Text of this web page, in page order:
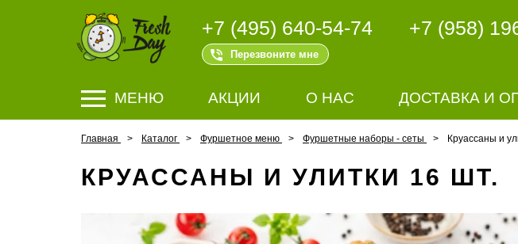
+7 (495) 640-54-74
Перезвоните мне
+7 (958)
МЕНЮ АКЦИИ О НАС ДОСТАВКА И
Главная Каталог Фуршетное меню Фуршетные наборы - сеты Круассаны и
КРУАССАНЫ И УЛИТКИ 16 ШТ.